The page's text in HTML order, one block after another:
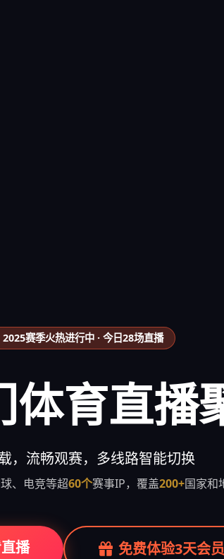
2025赛季火热进行中 · 今日28场直播
体育直播
，流畅观赛，多线路智能切换
、电竞等超60个赛事IP，覆盖200+国家和
播 免费体验3天会员